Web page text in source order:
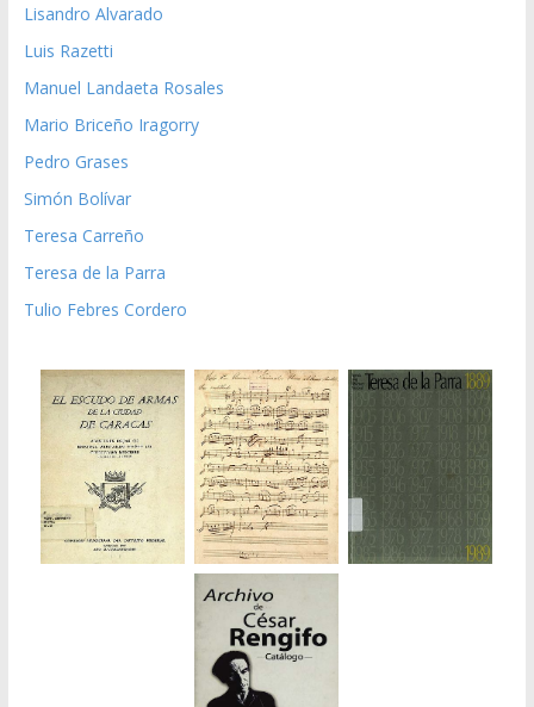
Lisandro Alvarado
Luis Razetti
Manuel Landaeta Rosales
Mario Briceño Iragorry
Pedro Grases
Simón Bolívar
Teresa Carreño
Teresa de la Parra
Tulio Febres Cordero